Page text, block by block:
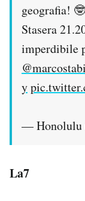
geografia!
Stasera
imperdibile
y
— Honolulu
La7